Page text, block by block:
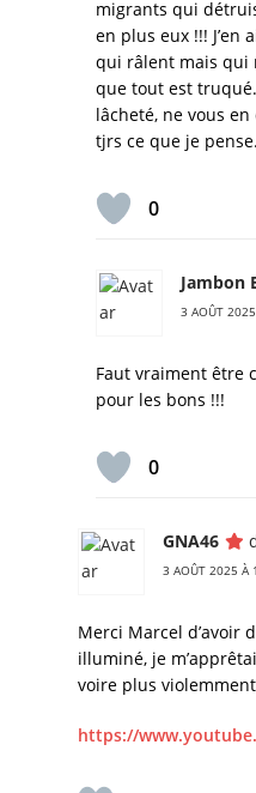
migrants qui
en plus eux !!! J’en
qui râlent mais qui
que tout est
lâcheté, ne vous
tjrs ce que je
0
Jambon
3 AOÛT
Faut vraiment être
pour les bons !!!
0
GNA46
3 AOÛT 2025 À
Merci Marcel d’avoir
illuminé, je
voire plus
https://